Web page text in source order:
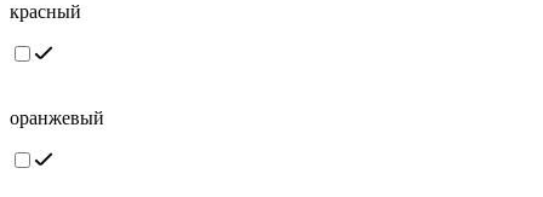
красный
оранжевый